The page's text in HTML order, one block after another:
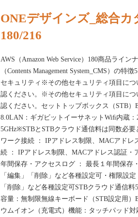
ONEデザインズ_総合カ
180/216
AWS（Amazon Web Service）180商品ライン
（Contents Management System_CMS）の特
セキュリティ※その他セキュリティ項目につ
認ください。※その他セキュリティ項目につ
認ください。セットトップボックス（STB）
8.0LAN：ギガビットイーサネットWiﬁ内蔵：
5GHz※STBとSTBクラウド通信料は同数必要
ワーク接続 ： IPアドレス制限、MACアドレ
続 ： IPアドレス制限、MACアドレス認証・
年間保存・アクセスログ ： 最長１年間保存
「編集」「削除」など各種設定可・権限設定
「削除」など各種設定可STBクラウド通信
容量：無制限無線キーボード（STB設定用）
ウムイオン（充電式）機能：タッチパッド対